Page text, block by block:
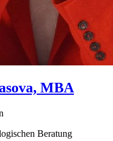
MBA
Beratung